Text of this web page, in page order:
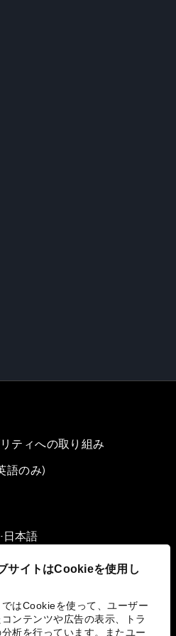
サイトはCookieを使用し
ではCookieを使って、ユーザー
ンテンツや広告の表示、トラ
析を行っています。またユー
ティへの取り組み
語のみ)
▪ 日本語